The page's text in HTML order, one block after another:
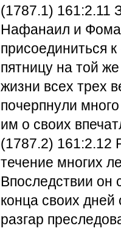
(1787.1) 161:2.11
Нафанаил и
присоединиться
пятницу на той
жизни всех трех
почерпнули
им о своих
(1787.2) 161:2.12
течение многих
Впоследствии
конца своих
разгар